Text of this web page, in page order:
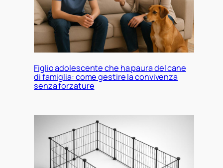
Figlio adolescente che ha paura del cane
di famiglia: come gestire la convivenza
senza forzature